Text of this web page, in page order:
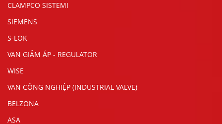
CLAMPCO SISTEMI
SIEMENS
S-LOK
VAN GIẢM ÁP - REGULATOR
WISE
VAN CÔNG NGHIỆP (INDUSTRIAL VALVE)
BELZONA
ASA